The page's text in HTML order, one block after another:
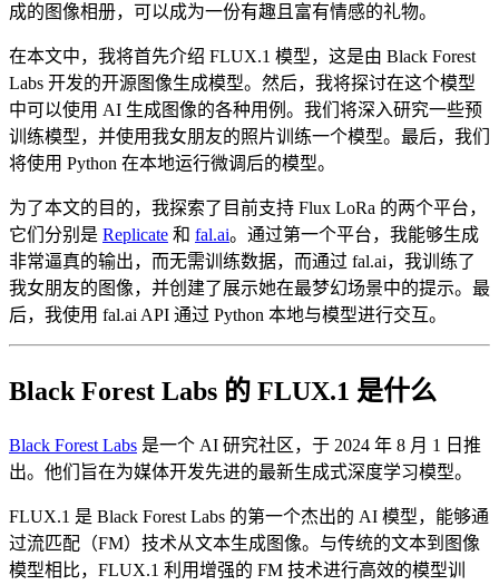
成的图像相册，可以成为一份有趣且富有情感的礼物。
在本文中，我将首先介绍 FLUX.1 模型，这是由 Black Forest
Labs 开发的开源图像生成模型。然后，我将探讨在这个模型
中可以使用 AI 生成图像的各种用例。我们将深入研究一些预
训练模型，并使用我女朋友的照片训练一个模型。最后，我们
将使用 Python 在本地运行微调后的模型。
为了本文的目的，我探索了目前支持 Flux LoRa 的两个平台，
它们分别是 Replicate 和 fal.ai。通过第一个平台，我能够生成
非常逼真的输出，而无需训练数据，而通过 fal.ai，我训练了
我女朋友的图像，并创建了展示她在最梦幻场景中的提示。最
后，我使用 fal.ai API 通过 Python 本地与模型进行交互。
Black Forest Labs 的 FLUX.1 是什么
Black Forest Labs 是一个 AI 研究社区，于 2024 年 8 月 1 日推
出。他们旨在为媒体开发先进的最新生成式深度学习模型。
FLUX.1 是 Black Forest Labs 的第一个杰出的 AI 模型，能够通
过流匹配（FM）技术从文本生成图像。与传统的文本到图像
模型相比，FLUX.1 利用增强的 FM 技术进行高效的模型训